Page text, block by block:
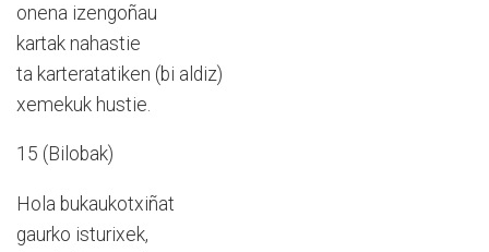
onena izengoñau
kartak nahastie
ta karteratatiken (bi aldiz)
xemekuk hustie.
15 (Bilobak)
Hola bukaukotxiñat
gaurko isturixek,